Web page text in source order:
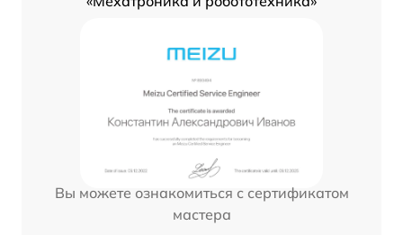
Вы можете ознакомиться с сертификатом
мастера